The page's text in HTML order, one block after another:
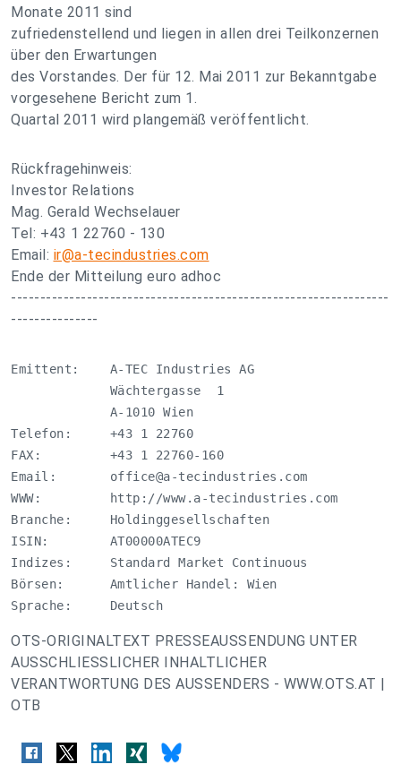
Monate 2011 sind
zufriedenstellend und liegen in allen drei Teilkonzernen
über den Erwartungen
des Vorstandes. Der für 12. Mai 2011 zur Bekanntgabe
vorgesehene Bericht zum 1.
Quartal 2011 wird plangemäß veröffentlicht.
Rückfragehinweis:
Investor Relations
Mag. Gerald Wechselauer
Tel: +43 1 22760 - 130
Email: ir@a-tecindustries.com
Ende der Mitteilung euro adhoc
-----------------------------------------------------------------
---------------
Emittent:    A-TEC Industries AG
             Wächtergasse  1
             A-1010 Wien
Telefon:     +43 1 22760
FAX:         +43 1 22760-160
Email: office@a-tecindustries.com
WWW:         http://www.a-tecindustries.com
Branche:     Holdinggesellschaften
ISIN:        AT00000ATEC9
Indizes:     Standard Market Continuous
Börsen:      Amtlicher Handel: Wien
Sprache:     Deutsch
OTS-ORIGINALTEXT PRESSEAUSSENDUNG UNTER
AUSSCHLIESSLICHER INHALTLICHER
VERANTWORTUNG DES AUSSENDERS - WWW.OTS.AT |
OTB